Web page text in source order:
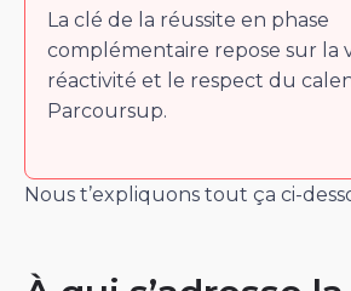
La clé de la réussite en phase
complémentaire repose sur la
réactivité et le respect du
Parcoursup.
Nous t’expliquons tout ça ci-